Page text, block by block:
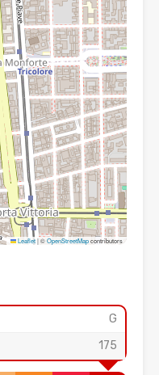
Leaflet|©OpenStreetMapcontributors
G
175